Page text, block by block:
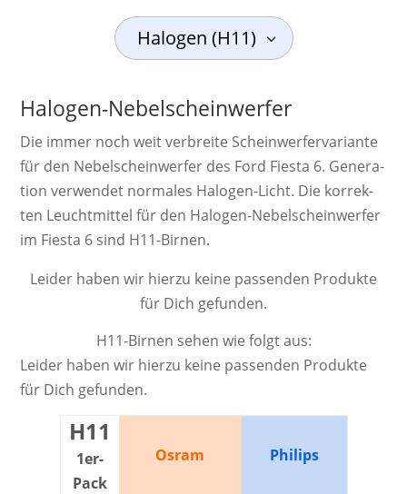
Halogen (H11)
Halogen-Nebelscheinwerfer
Die immer noch weit ver­breite Schein­werf­er­va­ri­ante
für den Nebelscheinwerfer des Ford Fiesta 6. Ge­ne­ra­
ti­on ver­wendet nor­ma­les Ha­lo­gen-Licht. Die kor­rek­
ten Leucht­mittel für den Halogen-Nebelscheinwerfer
im Fiesta 6 sind H11-Birnen.
Leider haben wir hierzu keine passenden Produkte
für Dich gefunden.
H11-Birnen sehen wie folgt aus:
Leider haben wir hierzu keine passenden Produkte
für Dich gefunden.
H11
1er-
Pack
Osram Philips